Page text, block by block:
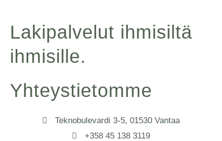
Lakipalvelut ihmisiltä
ihmisille.
Yhteystietomme
Teknobulevardi 3-5, 01530 Vantaa
+358 45 138 3119